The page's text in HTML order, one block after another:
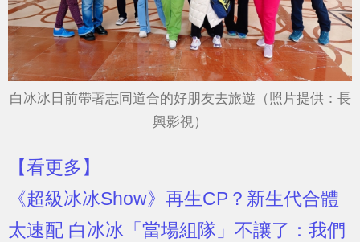
白冰冰日前帶著志同道合的好朋友去旅遊（照片提供：長
興影視）
【看更多】
《超級冰冰Show》再生CP？新生代合體
太速配 白冰冰「當場組隊」不讓了：我們